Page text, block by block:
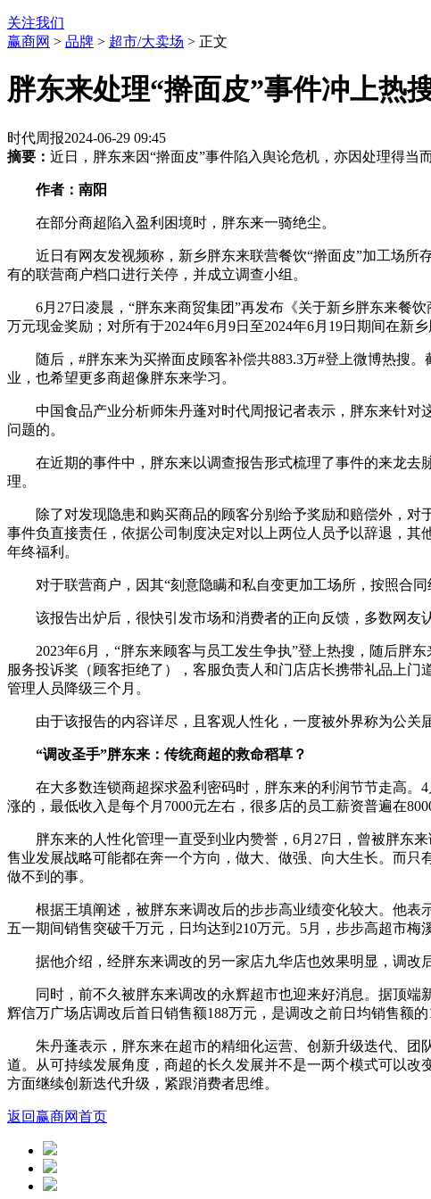
关注我们
赢商网 > 品牌 > 超市/大卖场 > 正文
胖东来处理“擀面皮”事件冲上热
时代周报2024-06-29 09:45
摘要： 近日，胖东来因“擀面皮”事件陷入舆论危机，亦因处理得当
作者：南阳​
在部分商超陷入盈利困境时，胖东来一骑绝尘。
近日有网友发视频称，新乡胖东来联营餐饮“擀面皮”加工场
有的联营商户档口进行关停，并成立调查小组。
6月27日凌晨，“胖东来商贸集团”再发布《关于新乡胖东来餐
万元现金奖励；对所有于2024年6月9日至2024年6月19日期间在新
随后，#胖东来为买擀面皮顾客补偿共883.3万#登上微博热搜
业，也希望更多商超像胖东来学习。
中国食品产业分析师朱丹蓬对时代周报记者表示，胖东来针
问题的。
在近期的事件中，胖东来以调查报告形式梳理了事件的来龙
理。
除了对发现隐患和购买商品的顾客分别给予奖励和赔偿外，
事件负直接责任，依据公司制度决定对以上两位人员予以辞退，
年终福利。
对于联营商户，因其“刻意隐瞒和私自变更加工场所，按照合
该报告出炉后，很快引发市场和消费者的正向反馈，多数网友
2023年6月，“胖东来顾客与员工发生争执”登上热搜，随后胖
服务投诉奖（顾客拒绝了），客服负责人和门店店长携带礼品上
管理人员降级三个月。
由于该报告的内容详尽，且客观人性化，一度被外界称为公关
“调改圣手”胖东来：传统商超的救命稻草？
在大多数连锁商超探求盈利密码时，胖东来的利润节节走高。
涨的，最低收入是每个月7000元左右，很多店的员工薪资普遍在
胖东来的人性化管理一直受到业内赞誉，6月27日，曾被胖东
售业发展战略可能都在奔一个方向，做大、做强、向大生长。而
做不到的事。
根据王填阐述，被胖东来调改后的步步高业绩变化较大。他表
五一期间销售突破千万元，日均达到210万元。5月，步步高超市梅
据他介绍，经胖东来调改的另一家店九华店也效果明显，调改
同时，前不久被胖东来调改的永辉超市也迎来好消息。据顶端
辉信万广场店调改后首日销售额188万元，是调改之前日均销售额的
朱丹蓬表示，胖东来在超市的精细化运营、创新升级迭代、
道。从可持续发展角度，商超的长久发展并不是一两个模式可以
方面继续创新迭代升级，紧跟消费者思维。
返回赢商网首页